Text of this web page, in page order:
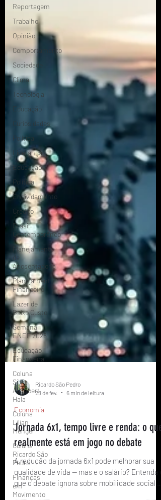
Reportagem
Trabalho
Opinião
Comportamento
Sociedade
Clima
Tecnologia
Educação
Curiosidades
Política
Liderança
Educação
Política
Endividamento
Crédito
Brasil
Contemporâneo
Planejamento
de
Aposentadoria
Planejamento
Financeiro
Lazer de
Baixo Custo
Semana
ENEF 2026
Educação
Financeira
Coluna
Silvia
Alambert
Hala
Coluna
Lilian
Mengel
Coluna
Ricardo São
Pedro
Finanças
em
Movimento
Ricardo São Pedro
28 de fev.
Economia
Jornada 6x1, tempo livre e renda: o que
realmente está em jogo no debate
A redução da jornada 6x1 pode melhorar sua
qualidade de vida — mas e o salário? Entenda o